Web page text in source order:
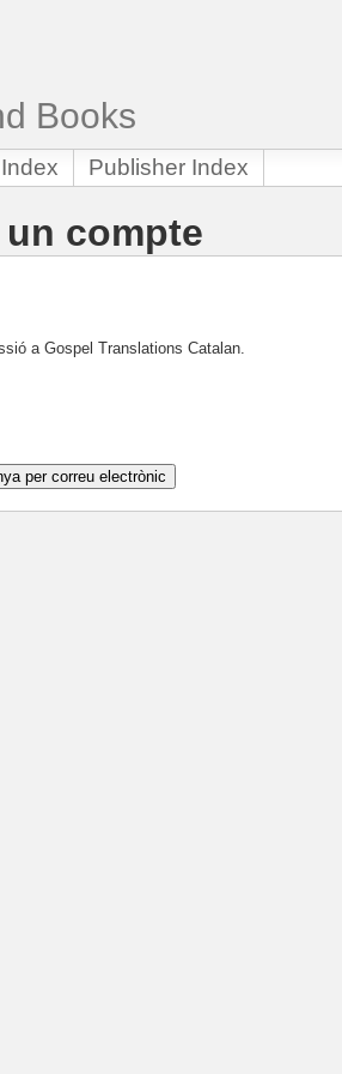
Books
Publisher Index
compte
a Gospel Translations Catalan.